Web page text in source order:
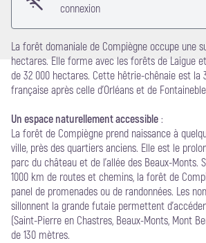
connexion
La forêt domaniale de Compiègne occupe une
hectares. Elle forme avec les forêts de Laigue
de 32 000 hectares. Cette hêtrie-chênaie est la
française après celle d’Orléans et de
Un espace naturellement accessible :
La forêt de Compiègne prend naissance à
ville, près des quartiers anciens. Elle est le
parc du château et de l’allée des Beaux-Monts.
1000 km de routes et chemins, la forêt de
panel de promenades ou de randonnées. Les
sillonnent la grande futaie permettent
(Saint-Pierre en Chastres, Beaux-Monts, Mont
de 130 mètres.